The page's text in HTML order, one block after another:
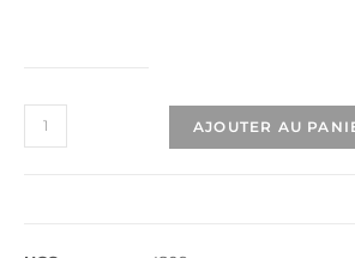
AJOUTER AU